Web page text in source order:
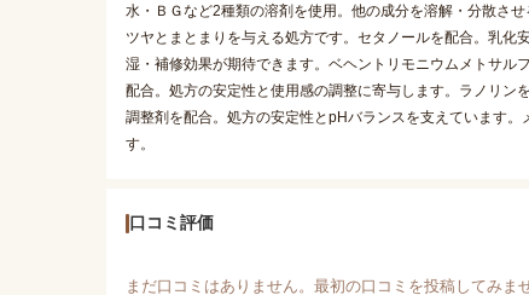
水・ＢＧなど2種類の溶剤を使用。他の成分を溶解・分散さ
ツヤとまとまりを与える処方です。セタノールを配合。乳
湿・補修効果が期待できます。ベヘントリモニウムメトサル
配合。処方の安定性と使用感の調整に寄与します。ラノリ
調整剤を配合。処方の安定性とpHバランスを支えています
す。
口コミ評価
まだ口コミはありません。最初の口コミを投稿してみま